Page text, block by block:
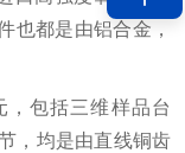
也都是由铝合金，
包括三维样品台
，均是由直线铜齿